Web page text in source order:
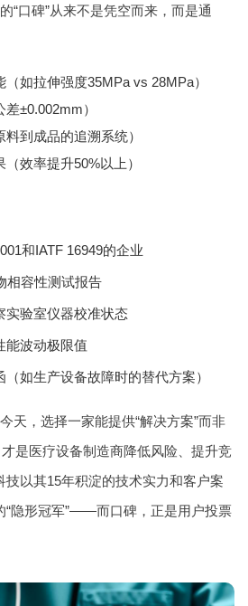
“口碑”从来不是凭空而来，而是通
如拉伸强度35MPa vs 28MPa）
±0.002mm）
到成品的追溯系统）
效率提升50%以上）
和IATF 16949的企业
相容性测试报告
实验室仪器校准状态
能波动极限值
如生产设备故障时的替代方案）
天，选择一家能提供“解决方案”而非
是医疗设备制造商降低风险、提升竞
以其15年积淀的技术实力和客户案
“隐形冠军”——而口碑，正是用户投票